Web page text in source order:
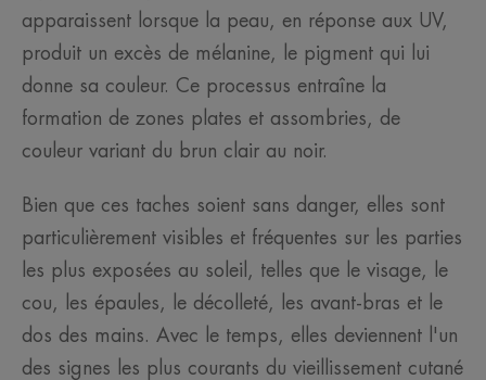
apparaissent lorsque la peau, en réponse aux UV,
produit un excès de mélanine, le pigment qui lui
donne sa couleur. Ce processus entraîne la
formation de zones plates et assombries, de
couleur variant du brun clair au noir.
Bien que ces taches soient sans danger, elles sont
particulièrement visibles et fréquentes sur les parties
les plus exposées au soleil, telles que le visage, le
cou, les épaules, le décolleté, les avant-bras et le
dos des mains. Avec le temps, elles deviennent l'un
des signes les plus courants du vieillissement cutané